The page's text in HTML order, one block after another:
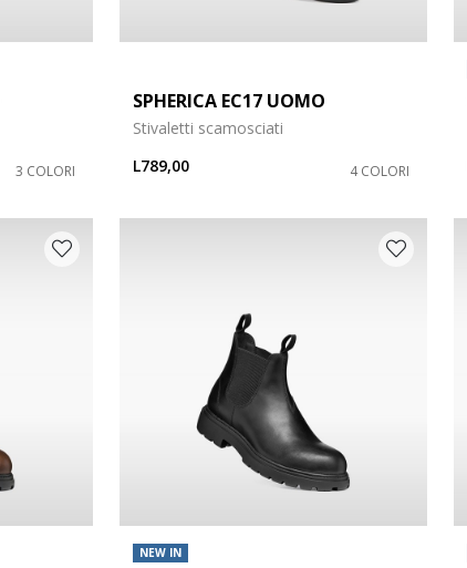
3 COLORI
SPHERICA EC17 UOMO
Stivaletti scamosciati
L789,00
4 COLORI
NEW IN